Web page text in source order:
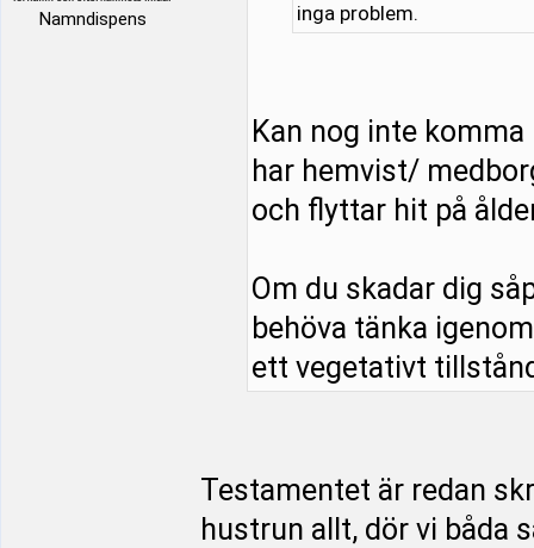
Namndispens
inga problem.
Kan nog inte
har hemvist/
och flyttar hit på
Om du skadar dig
behöva tänka
ett vegetativt
Testamentet är redan
hustrun allt, dör vi båda